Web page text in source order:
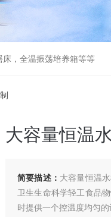
，全温振荡培养箱等等
大容量恒温
简要描述： 大容量恒温
卫生生命科学轻工食品
时提供一个控温度均匀的